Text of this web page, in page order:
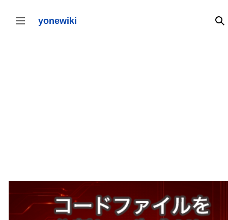
テ
サイドバーの切り替え yonewiki 検